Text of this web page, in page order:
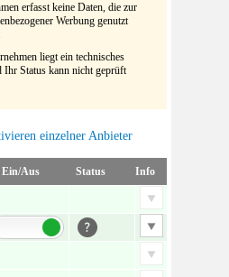
erfasst keine Daten, die zur
Werbung genutzt
liegt ein technisches
Ihr Status kann nicht geprüft